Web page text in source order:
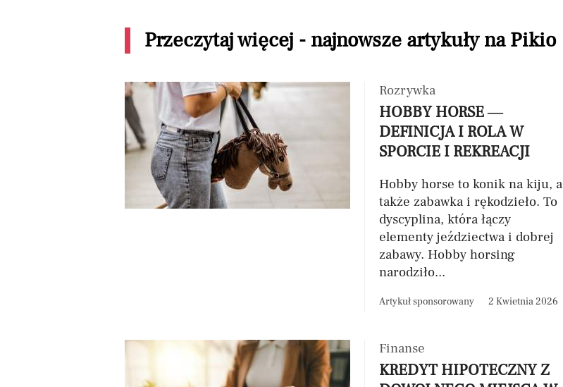
Przeczytaj więcej - najnowsze artykuły na Pikio
Rozrywka
HOBBY HORSE —
DEFINICJA I ROLA W
SPORCIE I REKREACJI
Hobby horse to konik na kiju, a
także zabawka i rękodzieło. To
dyscyplina, która łączy
elementy jeździectwa i dobrej
zabawy. Hobby horsing
narodziło...
Artykuł sponsorowany 2 Kwietnia 2026
Finanse
KREDYT HIPOTECZNY Z